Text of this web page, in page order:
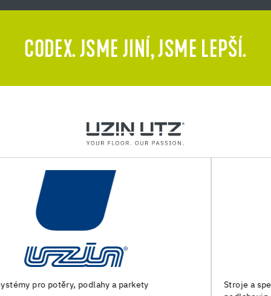
CODEX. JSME JINÍ, JSME LEPŠÍ.
Stroje a speciální nářadí pro přípravu podkladu a pokládku